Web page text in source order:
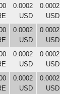
0.0002
USD
0.0002
USD
0.0002
USD
0.0002
USD
0.0002
USD
0.0002
USD
0.0002
USD
0.0002
USD